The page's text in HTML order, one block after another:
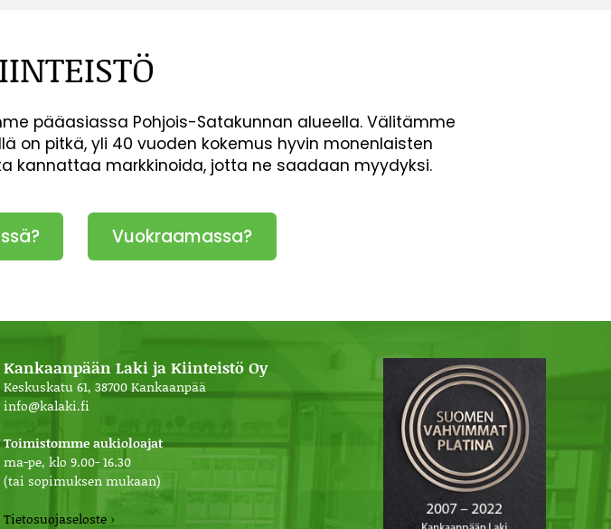
pääasiassa Pohjois-Satakunnan alueella. Välitämme
on pitkä, yli 40 vuoden kokemus hyvin monenlaisten
kannattaa markkinoida, jotta ne saadaan myydyksi.
Vuokraamassa?
Kankaanpään Laki ja Kiinteistö Oy
Keskuskatu 61, 38700 Kankaanpää
info@kalaki.fi
Toimistomme aukioloajat
ma-pe, klo 9.00- 16.30
(tai sopimuksen mukaan)
Tietosuojaseloste ›